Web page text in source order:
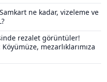
ne kadar, vizeleme ve
rezalet görüntüler!
mezarlıklarımıza